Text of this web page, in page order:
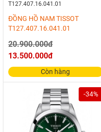
T127.407.16.041.01
ĐỒNG HỒ NAM TISSOT
T127.407.16.041.01
20.900.000đ
13.500.000đ
Còn hàng
-34%